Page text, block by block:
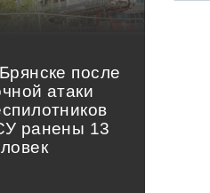
после
атаки
ранены 13